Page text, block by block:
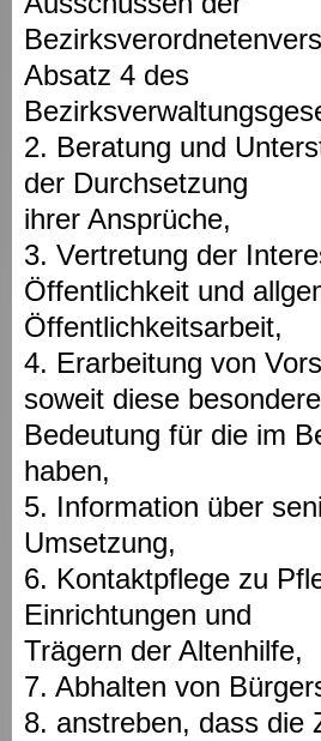
Absatz 4 des
2. Beratung und
der Durchsetzung
ihrer Ansprüche,
3. Vertretung der
Öffentlichkeit und
Öffentlichkeitsarbeit,
4. Erarbeitung von
soweit diese besondere
Bedeutung für die im
haben,
5. Information über
Umsetzung,
6. Kontaktpflege zu
Einrichtungen und
Trägern der Altenhilfe,
7. Abhalten von
8. anstreben, dass die